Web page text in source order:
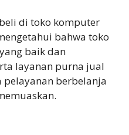
di toko komputer
bahwa toko
baik dan
layanan purna jual
pelayanan berbelanja